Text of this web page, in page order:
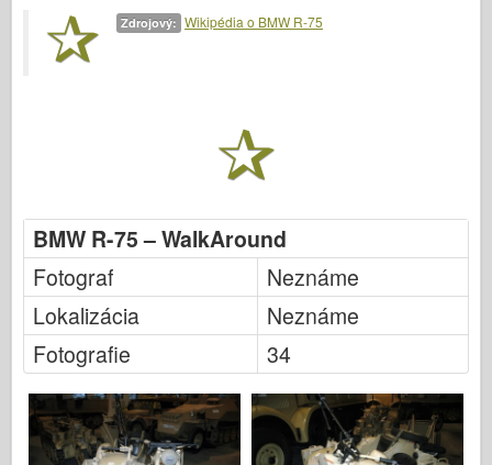
HobbyBoss (Slovenský)
Modely IBG
Tamiya
Tristar
Trumpeter (Volút)
Zvezda
Chodiť
Knihy
Zdrojový: Wikipédia o BMW R-75
BMW R-75 – WalkAround
Fotograf
Neznáme
Lokalizácia
Neznáme
Fotografie
34